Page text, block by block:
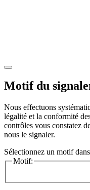
Motif du
Nous effectuons
légalité et la conformité
contrôles vous constatez
nous le signaler.
Sélectionnez un motif
Motif: